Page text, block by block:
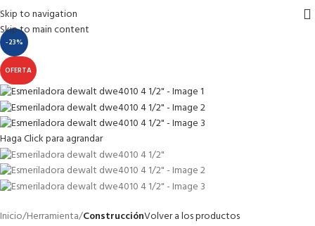
Skip to navigation
Skip to main content
-23%
OFERTA
Haga Click para agrandar
Inicio Herramienta ConstrucciónVolver a los productos